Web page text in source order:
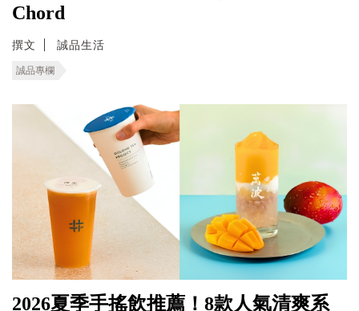
Chord
撰文 誠品生活
誠品專欄
2026夏季手搖飲推薦！8款人氣清爽系